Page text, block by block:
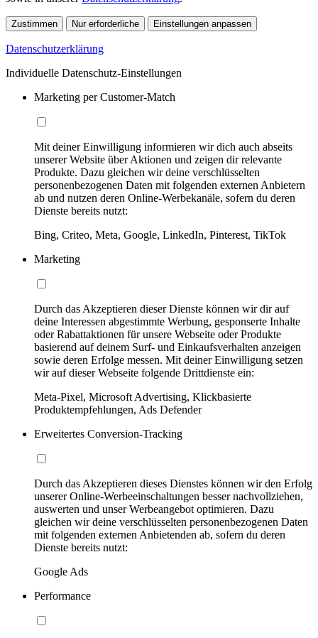
Zustimmen Nur erforderliche Einstellungen anpassen
Datenschutzerklärung
Individuelle Datenschutz-Einstellungen
Marketing per Customer-Match
Mit deiner Einwilligung informieren wir dich auch abseits
unserer Website über Aktionen und zeigen dir relevante
Produkte. Dazu gleichen wir deine verschlüsselten
personenbezogenen Daten mit folgenden externen Anbietern
ab und nutzen deren Online-Werbekanäle, sofern du deren
Dienste bereits nutzt:
Bing, Criteo, Meta, Google, LinkedIn, Pinterest, TikTok
Marketing
Durch das Akzeptieren dieser Dienste können wir dir auf
deine Interessen abgestimmte Werbung, gesponserte Inhalte
oder Rabattaktionen für unsere Webseite oder Produkte
basierend auf deinem Surf- und Einkaufsverhalten anzeigen
sowie deren Erfolge messen. Mit deiner Einwilligung setzen
wir auf dieser Webseite folgende Drittdienste ein:
Meta-Pixel, Microsoft Advertising, Klickbasierte
Produktempfehlungen, Ads Defender
Erweitertes Conversion-Tracking
Durch das Akzeptieren dieses Dienstes können wir den Erfolg
unserer Online-Werbeeinschaltungen besser nachvollziehen,
auswerten und unser Werbeangebot optimieren. Dazu
gleichen wir deine verschlüsselten personenbezogenen Daten
mit folgenden externen Anbietenden ab, sofern du deren
Dienste bereits nutzt:
Google Ads
Performance